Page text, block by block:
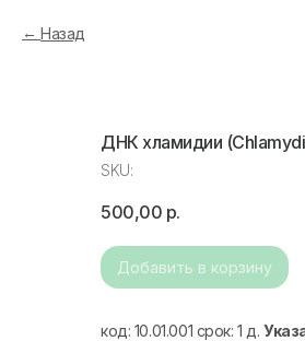
Назад
ДНК хламидии
SKU:
500,00 р.
Добавить в корзину
код: 10.01.001 срок: 1 д.